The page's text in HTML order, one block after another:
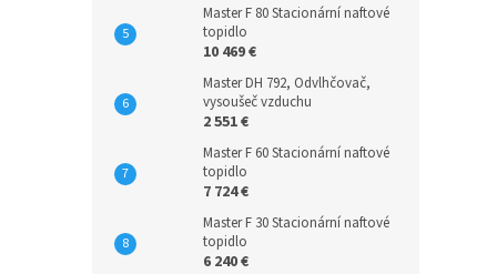
Master F 80 Stacionární naftové
topidlo
10 469 €
Master DH 792, Odvlhčovač,
vysoušeč vzduchu
2 551 €
Master F 60 Stacionární naftové
topidlo
7 724 €
Master F 30 Stacionární naftové
topidlo
6 240 €